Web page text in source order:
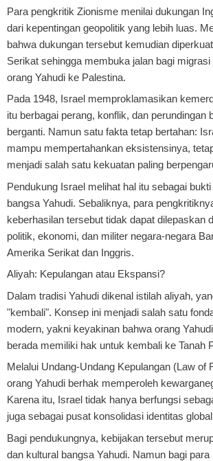
Para pengkritik Zionisme menilai dukungan
dari kepentingan geopolitik yang lebih luas.
bahwa dukungan tersebut kemudian
Serikat sehingga membuka jalan bagi
orang Yahudi ke Palestina.
Pada 1948, Israel memproklamasikan
itu berbagai perang, konflik, dan perundingan
berganti. Namun satu fakta tetap bertahan:
mampu mempertahankan eksistensinya,
menjadi salah satu kekuatan paling
Pendukung Israel melihat hal itu sebagai
bangsa Yahudi. Sebaliknya, para
keberhasilan tersebut tidak dapat dilepaskan
politik, ekonomi, dan militer negara-negara
Amerika Serikat dan Inggris.
Aliyah: Kepulangan atau Ekspansi?
Dalam tradisi Yahudi dikenal istilah aliyah,
"kembali". Konsep ini menjadi salah satu
modern, yakni keyakinan bahwa orang
berada memiliki hak untuk kembali ke Tanah
Melalui Undang-Undang Kepulangan (Law of
orang Yahudi berhak memperoleh
Karena itu, Israel tidak hanya berfungsi
juga sebagai pusat konsolidasi identitas
Bagi pendukungnya, kebijakan tersebut
dan kultural bangsa Yahudi. Namun bagi